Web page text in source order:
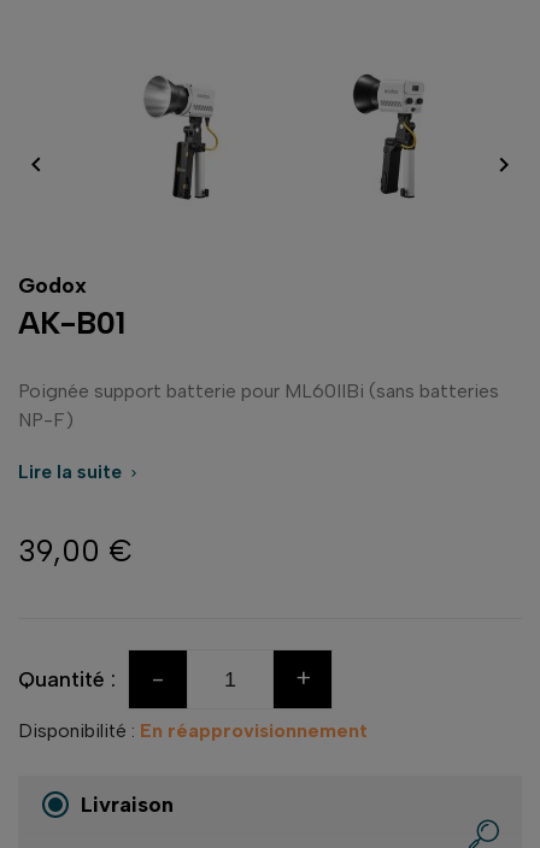
 
Godox
AK-B01
Poignée support batterie pour ML60IIBi (sans batteries
NP-F)
Lire la suite 
39,00 €
Quantité : - +
Disponibilité : En réapprovisionnement
Livraison